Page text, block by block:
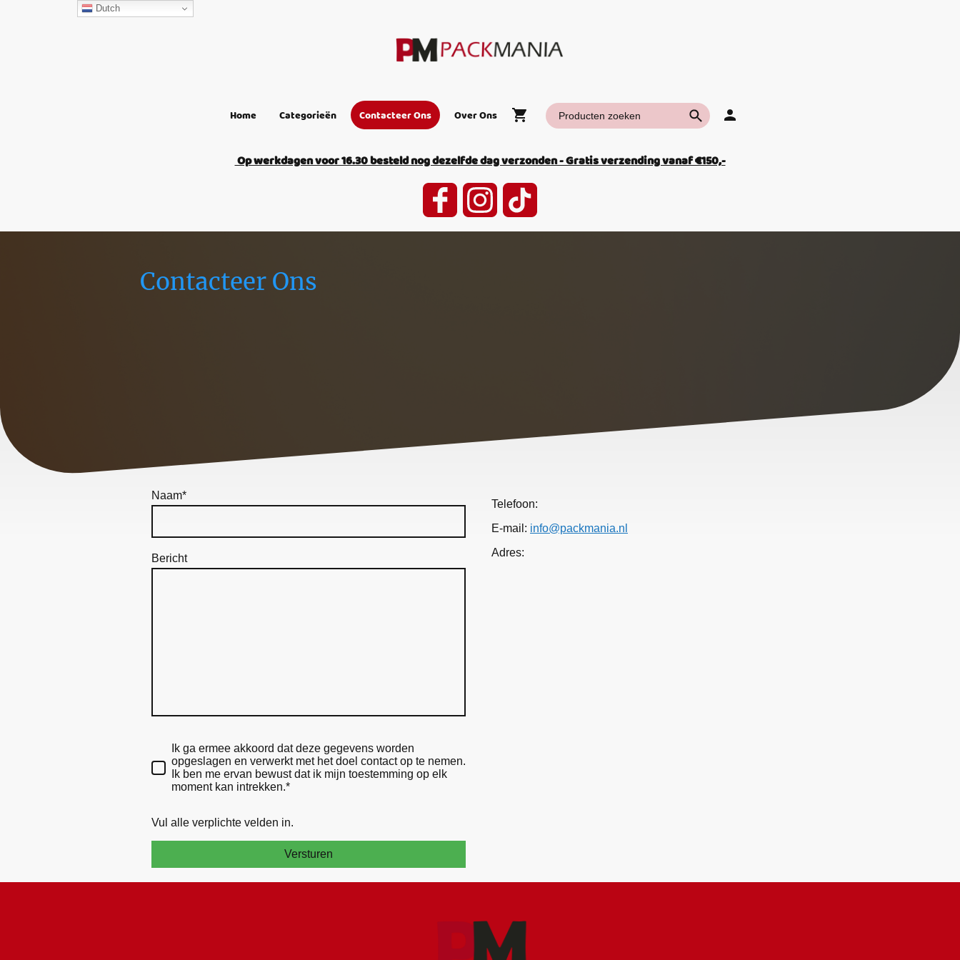
Home Categorieën Contacteer Ons Over Ons
Op werkdagen voor 16.30 besteld nog dezelfde dag verzonden - Gratis verzending vanaf €150,-
Contacteer Ons
Naam*
Bericht
Ik ga ermee akkoord dat deze gegevens worden
opgeslagen en verwerkt met het doel contact op te nemen.
Ik ben me ervan bewust dat ik mijn toestemming op elk
moment kan intrekken.*
Vul alle verplichte velden in.
Versturen
Telefoon:
E-mail: info@packmania.nl
Adres:
Dutch